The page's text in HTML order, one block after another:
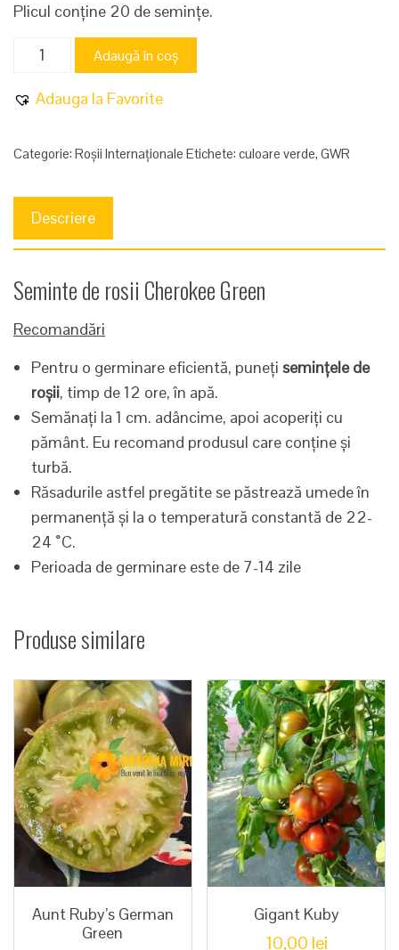
Plicul conține 20 de semințe.
Cantitate
Cherokee
Green
Adaugă în coș
Adauga la Favorite
Categorie: Roșii Internaționale Etichete: culoare verde, GWR
Descriere
Seminte de rosii Cherokee Green
Recomandări
Pentru o germinare eficientă, puneți semințele de
roșii, timp de 12 ore, în apă.
Semănați la 1 cm. adâncime, apoi acoperiți cu
pământ. Eu recomand produsul care conține și
turbă.
Răsadurile astfel pregătite se păstrează umede în
permanență și la o temperatură constantă de 22-
24 ˚C.
Perioada de germinare este de 7-14 zile
Produse similare
Aunt Ruby’s German
Green
Gigant Kuby
10,00 lei